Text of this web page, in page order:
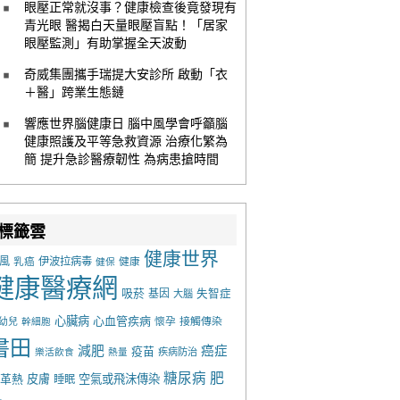
眼壓正常就沒事？健康檢查後竟發現有
青光眼 醫揭白天量眼壓盲點！「居家
眼壓監測」有助掌握全天波動
奇威集團攜手瑞提大安診所 啟動「衣
＋醫」跨業生態鏈
響應世界腦健康日 腦中風學會呼籲腦
健康照護及平等急救資源 治療化繁為
簡 提升急診醫療韌性 為病患搶時間
籤雲
乳癌 伊波拉病毒 健保 健康 健康世界
康醫療網 吸菸 基因 大腦 失智症
兒 幹細胞 心臟病 心血管疾病 懷孕 接觸傳染
田 樂活飲食 減肥 熱量 疫苗 疾病防治 癌症
熱 皮膚 睡眠 空氣或飛沫傳染 糖尿病 肥